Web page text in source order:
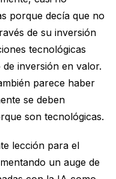
porque decía que no
de su inversión
tecnológicas
inversión en valor.
parece haber
se deben
son tecnológicas.
lección para el
un auge de